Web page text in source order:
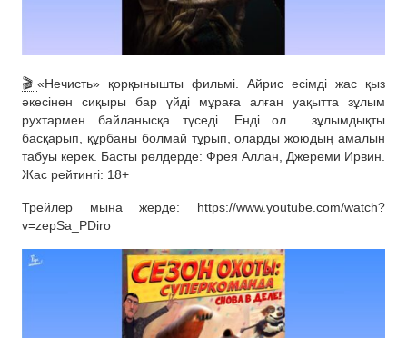
🎬 «Нечисть» қорқынышты фильмі. Айрис есімді жас қыз
әкесінен сиқыры бар үйді мұраға алған уақытта зұлым
рухтармен байланысқа түседі. Енді ол
зұлымдықты
басқарып, құрбаны болмай тұрып, оларды жоюдың амалын
табуы керек. Басты рөлдерде: Фрея Аллан, Джереми Ирвин.
Жас рейтингі: 18+
Трейлер мына жерде: https://www.youtube.com/watch?
v=zepSa_PDiro